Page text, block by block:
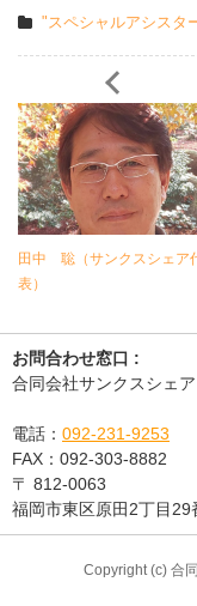
"スペシャルアシスタ
田中 聡（サンクスシェア
表）
お問合わせ窓口 :
合同会社サンクスシェア
電話： 092-231-9253
FAX： 092-303-8882
〒 812-0063
福岡市東区原田2丁目29
Copyright (c) 合